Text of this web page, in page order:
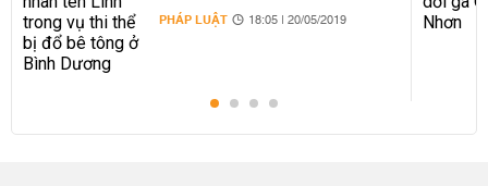
Bình Dương
PHÁP LUẬT 18:05 | 20/05/2019